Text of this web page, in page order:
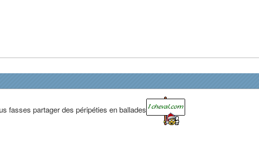
fasses partager des péripéties en ballades